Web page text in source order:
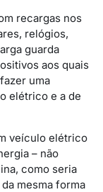
recargas nos
relógios,
guarda
aos quais
uma
elétrico e a de
veículo elétrico
– não
como seria
mesma forma